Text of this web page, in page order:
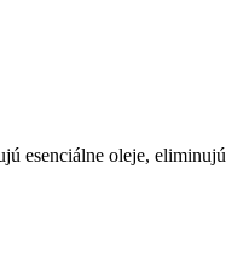
esenciálne oleje, eliminujú